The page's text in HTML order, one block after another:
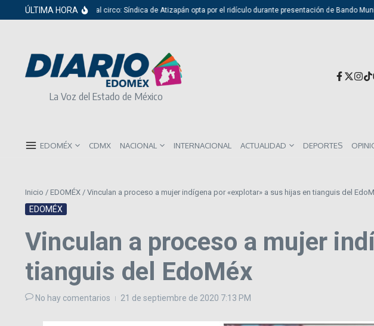
Saltar al contenido
ÚLTIMA HORA
Del cabildo al circo: Síndica de Atizapán opta por el ridículo durante presentación de Bando Municipal
La Voz del Estado de México
EDOMÉX CDMX NACIONAL INTERNACIONAL ACTUALIDAD DEPORTES
Inicio / EDOMÉX / Vinculan a proceso a mujer indígena por «explotar» a sus hijas en tianguis del
EDOMÉX
Vinculan a proceso a mujer
tianguis del EdoMéx
No hay comentarios 21 de septiembre de 2020 7:13 PM